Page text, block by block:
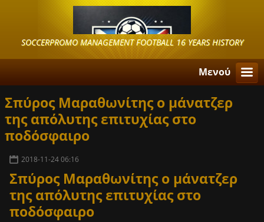
SOCCERPROMO MANAGEMENT FOOTBALL 16 YEARS HISTORY
Μενού
Σπύρος Μαραθωνίτης ο μάνατζερ
της απόλυτης επιτυχίας στο
ποδόσφαιρο
2018-11-24 06:16
Σπύρος Μαραθωνίτης ο μάνατζερ
της απόλυτης επιτυχίας στο
ποδόσφαιρο